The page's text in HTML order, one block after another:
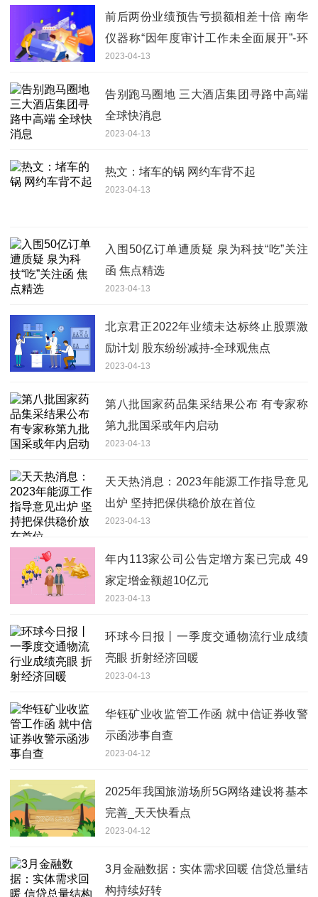
前后两份业绩预告亏损额相差十倍 南华
仪器称“因年度审计工作未全面展开”-环
球速递
2023-04-13
告别跑马圈地 三大酒店集团寻路中高端
全球快消息
2023-04-13
热文：堵车的锅 网约车背不起
2023-04-13
入围50亿订单遭质疑 泉为科技“吃”关注
函 焦点精选
2023-04-13
北京君正2022年业绩未达标终止股票激
励计划 股东纷纷减持-全球观焦点
2023-04-13
第八批国家药品集采结果公布 有专家称
第九批国采或年内启动
2023-04-13
天天热消息：2023年能源工作指导意见
出炉 坚持把保供稳价放在首位
2023-04-13
年内113家公司公告定增方案已完成 49
家定增金额超10亿元
2023-04-13
环球今日报丨一季度交通物流行业成绩
亮眼 折射经济回暖
2023-04-13
华钰矿业收监管工作函 就中信证券收警
示函涉事自查
2023-04-12
2025年我国旅游场所5G网络建设将基本
完善_天天快看点
2023-04-12
3月金融数据：实体需求回暖 信贷总量结
构持续好转